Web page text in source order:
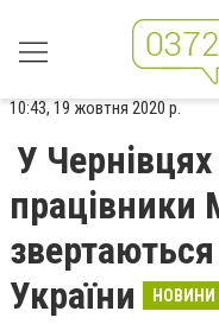
10:43, 19 жовтня 2020 р.
У Чернівцях
України
НОВИНИ